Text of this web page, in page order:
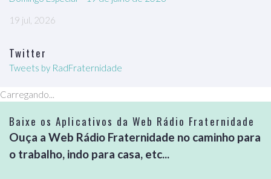
19 jul, 2026
Twitter
Tweets by RadFraternidade
Carregando...
Baixe os Aplicativos da Web Rádio Fraternidade
Ouça a Web Rádio Fraternidade no caminho para
o trabalho, indo para casa, etc...